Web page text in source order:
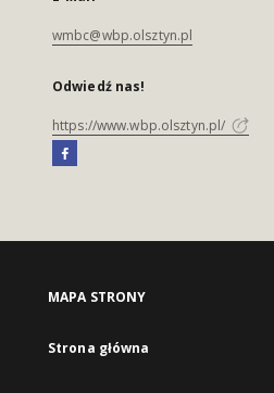
wmbc@wbp.olsztyn.pl
Odwiedź nas!
https://www.wbp.olsztyn.pl/
MAPA STRONY
Strona główna